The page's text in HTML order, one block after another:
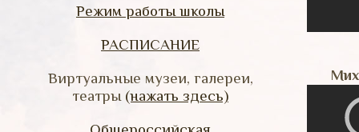
Режим работы школы
РАСПИСАНИЕ
Виртуальные музеи, галереи,
театры (нажать здесь)